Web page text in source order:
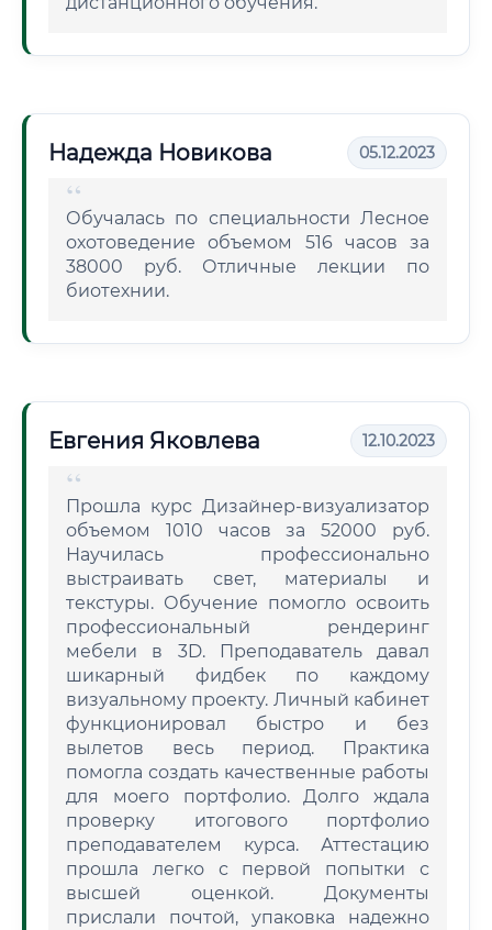
Надежда Новикова 05.12.2023
Обучалась по специальности Лесное
охотоведение объемом 516 часов за
38000 руб. Отличные лекции по
биотехнии.
Евгения Яковлева 12.10.2023
Прошла курс Дизайнер-визуализатор
объемом 1010 часов за 52000 руб.
Научилась профессионально
выстраивать свет, материалы и
текстуры. Обучение помогло освоить
профессиональный рендеринг
мебели в 3D. Преподаватель давал
шикарный фидбек по каждому
визуальному проекту. Личный кабинет
функционировал быстро и без
вылетов весь период. Практика
помогла создать качественные работы
для моего портфолио. Долго ждала
проверку итогового портфолио
преподавателем курса. Аттестацию
прошла легко с первой попытки с
высшей оценкой. Документы
прислали почтой, упаковка надежно